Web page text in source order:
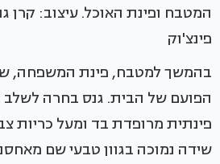
המטבח ופינת האוכל. עיצוב: קרן
פינצ'וק
בהמשך למטבח, פינת המשפחה,
הפועם של הבית. גנס בחרה
פינתית מרופדת בד ומעל כריות
שידה נמוכה בגוון טבעי שם